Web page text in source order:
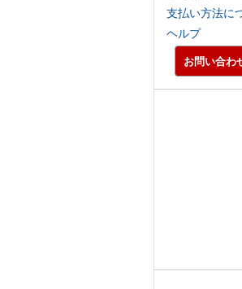
支払い方法に
ヘルプ
お問い合わ